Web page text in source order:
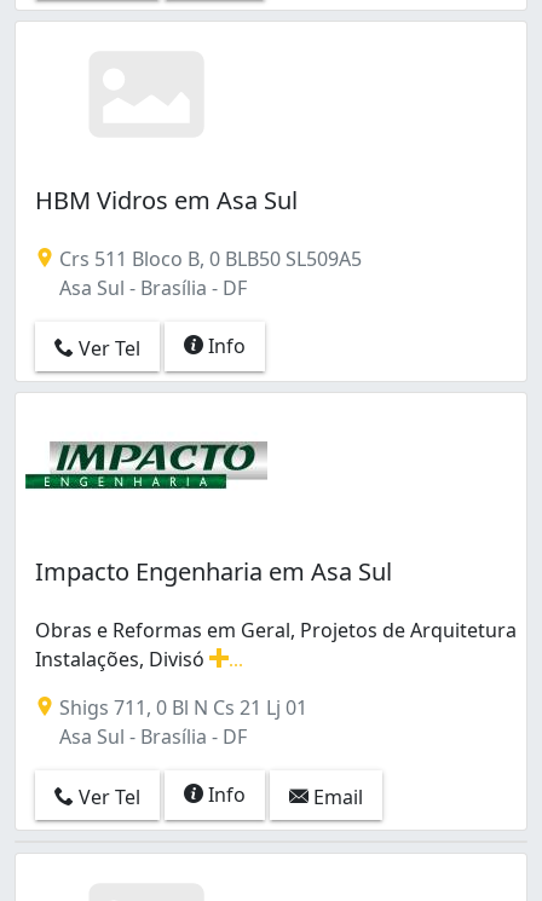
HBM Vidros em Asa Sul
Crs 511 Bloco B, 0 BLB50 SL509A5
Asa Sul - Brasília - DF
Ver Tel Info
Impacto Engenharia em Asa Sul
Obras e Reformas em Geral, Projetos de Arquitetura
Instalações, Divisó
Shigs 711, 0 Bl N Cs 21 Lj 01
Asa Sul - Brasília - DF
Ver Tel Info Email